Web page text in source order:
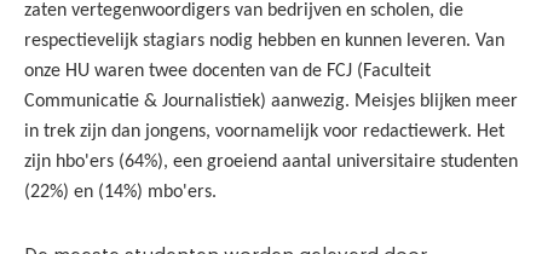
zaten vertegenwoordigers van bedrijven en scholen, die
respectievelijk stagiars nodig hebben en kunnen leveren. Van
onze HU waren twee docenten van de FCJ (Faculteit
Communicatie & Journalistiek) aanwezig. Meisjes blijken meer
in trek zijn dan jongens, voornamelijk voor redactiewerk. Het
zijn hbo'ers (64%), een groeiend aantal universitaire studenten
(22%) en (14%) mbo'ers.